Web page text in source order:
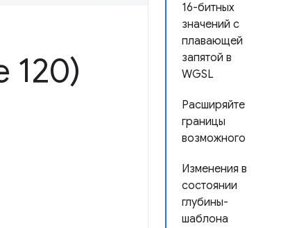
16-битных
значений с
плавающей
запятой в
WGSL
Расширяйте
границы
возможного
Изменения в
состоянии
глубины-
шаблона
120)